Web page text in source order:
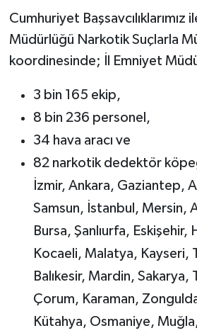
Cumhuriyet Başsavcılıklarımız
Müdürlüğü Narkotik Suçlarla
koordinesinde; İl Emniyet
3 bin 165 ekip,
8 bin 236 personel,
34 hava aracı ve
82 narkotik dedektör
İzmir, Ankara, Gaziantep,
Samsun, İstanbul, Mersin,
Bursa, Şanlıurfa, Eskişehir,
Kocaeli, Malatya, Kayseri,
Balıkesir, Mardin, Sakarya,
Çorum, Karaman,
Kütahya, Osmaniye,